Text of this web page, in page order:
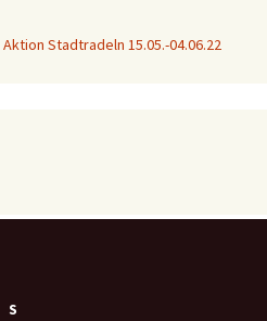
Aktion Stadtradeln 15.05.-04.06.22
S